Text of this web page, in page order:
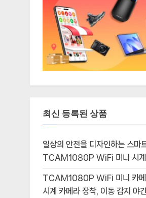
최신 등록된 상품
일상의 안전을 디자인하는 스마
TCAM1080P WiFi 미니 시계
TCAM1080P WiFi 미니 카메
시계 카메라 장착, 이동 감지 야